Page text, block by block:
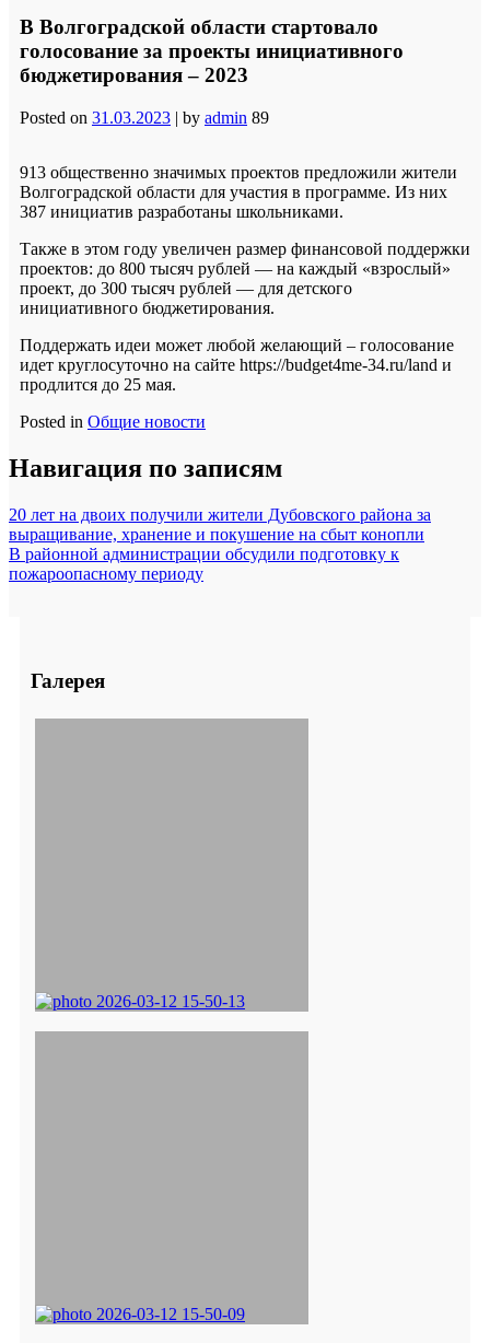
В Волгоградской области стартовало
голосование за проекты инициативного
бюджетирования – 2023
Posted on 31.03.2023 | by admin 89
913 общественно значимых проектов предложили жители
Волгоградской области для участия в программе. Из них
387 инициатив разработаны школьниками.
Также в этом году увеличен размер финансовой поддержки
проектов: до 800 тысяч рублей — на каждый «взрослый»
проект, до 300 тысяч рублей — для детского
инициативного бюджетирования.
Поддержать идеи может любой желающий – голосование
идет круглосуточно на сайте https://budget4me-34.ru/land и
продлится до 25 мая.
Posted in Общие новости
Навигация по записям
20 лет на двоих получили жители Дубовского района за
выращивание, хранение и покушение на сбыт конопли
В районной администрации обсудили подготовку к
пожароопасному периоду
Галерея